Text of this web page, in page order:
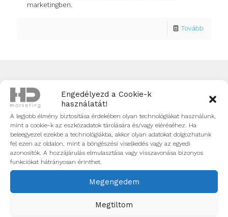
Engedélyezd a Cookie-k
használatát!
A legjobb élmény biztosítása érdekében olyan technológiákat használunk,
mint a cookie-k az eszközadatok tárolására és/vagy eléréséhez. Ha
beleegyezel ezekbe a technológiákba, akkor olyan adatokat dolgozhatunk
fel ezen az oldalon, mint a böngészési viselkedés vagy az egyedi
azonosítók. A hozzájárulás elmulasztása vagy visszavonása bizonyos
funkciókat hátrányosan érinthet.
Megengedem
Megtiltom
marketingben.
Tovább
Elérhetőségek
HD marketing (HD Agency Kft.)
1097 Budapest, Vaskapu utca 20.
+36-20-574-1749
info@hdmarketing.hu
Adatkezelési tájékoztató